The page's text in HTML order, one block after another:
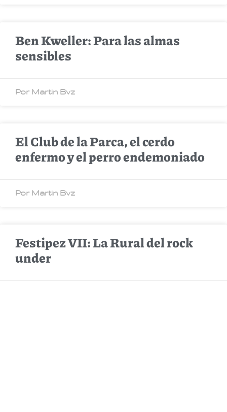
Ben Kweller: Para las almas
sensibles
Por Martin Bvz
El Club de la Parca, el cerdo
enfermo y el perro endemoniado
Por Martin Bvz
Festipez VII: La Rural del rock
under